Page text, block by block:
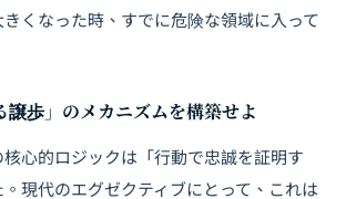
くなった時、すでに危険な領域に入って
歩」のメカニズムを構築せよ
心的ロジックは「行動で忠誠を証明す
現代のエグゼクティブにとって、これは